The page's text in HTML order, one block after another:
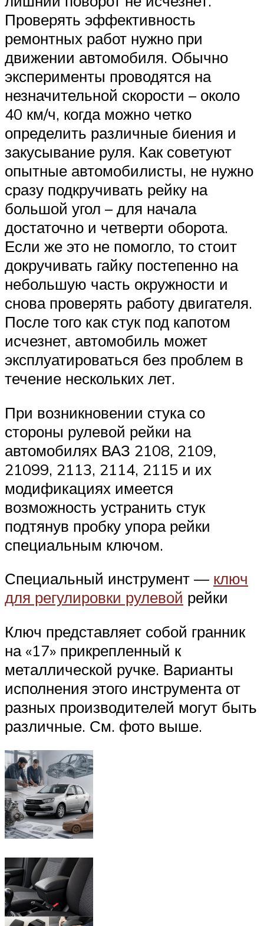
Проверять эффективность
ремонтных работ нужно при
движении автомобиля. Обычно
эксперименты проводятся на
незначительной скорости – около
40 км/ч, когда можно четко
определить различные биения и
закусывание руля. Как советуют
опытные автомобилисты, не нужно
сразу подкручивать рейку на
большой угол – для начала
достаточно и четверти оборота.
Если же это не помогло, то стоит
докручивать гайку постепенно на
небольшую часть окружности и
снова проверять работу двигателя.
После того как стук под капотом
исчезнет, автомобиль может
эксплуатироваться без проблем в
течение нескольких лет.
При возникновении стука со
стороны рулевой рейки на
автомобилях ВАЗ 2108, 2109,
21099, 2113, 2114, 2115 и их
модификациях имеется
возможность устранить стук
подтянув пробку упора рейки
специальным ключом.
Специальный инструмент — ключ
для регулировки рулевой рейки
Ключ представляет собой гранник
на «17» прикрепленный к
металлической ручке. Варианты
исполнения этого инструмента от
разных производителей могут быть
различные. См. фото выше.